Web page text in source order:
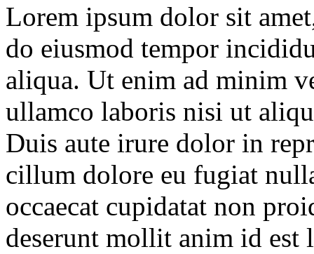
Lorem ipsum dolor sit
do eiusmod tempor
aliqua. Ut enim ad minim
ullamco laboris nisi ut
Duis aute irure dolor in
cillum dolore eu fugiat
occaecat cupidatat non
deserunt mollit anim id est